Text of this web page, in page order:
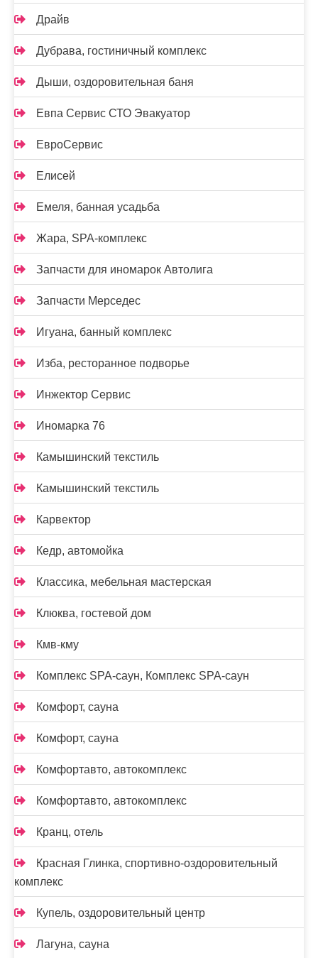
Драйв
Дубрава, гостиничный комплекс
Дыши, оздоровительная баня
Евпа Сервис СТО Эвакуатор
ЕвроСервис
Елисей
Емеля, банная усадьба
Жара, SPA-комплекс
Запчасти для иномарок Автолига
Запчасти Мерседес
Игуана, банный комплекс
Изба, ресторанное подворье
Инжектор Сервис
Иномарка 76
Камышинский текстиль
Камышинский текстиль
Карвектор
Кедр, автомойка
Классика, мебельная мастерская
Клюква, гостевой дом
Кмв-кму
Комплекс SPA-саун, Комплекс SPA-саун
Комфорт, сауна
Комфорт, сауна
Комфортавто, автокомплекс
Комфортавто, автокомплекс
Кранц, отель
Красная Глинка, спортивно-оздоровительный
комплекс
Купель, оздоровительный центр
Лагуна, сауна